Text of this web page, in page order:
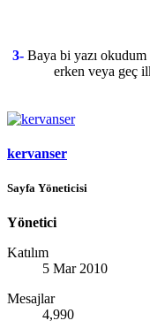
3- Baya bi yazı
erken veya geç
kervanser
Sayfa Yöneticisi
Yönetici
Katılım
5 Mar 2010
Mesajlar
4,990